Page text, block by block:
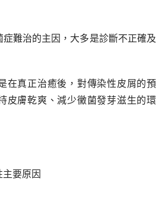
難治的主因，大多是診斷不正確及
在真正治癒後，對傳染性皮屑的預
皮膚乾爽、減少黴菌發芽滋生的環
要原因